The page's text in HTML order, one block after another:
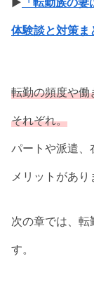
体験談と対策ま
転勤の頻度や働
それぞれ。
パートや派遣、
メリットがあり
次の章では、転
す。